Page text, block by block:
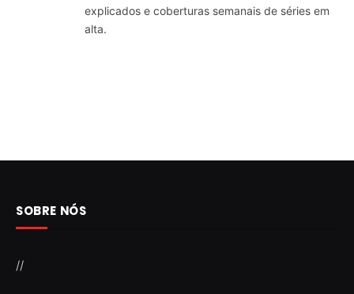
explicados e coberturas semanais de séries em
alta.
SOBRE NÓS
//